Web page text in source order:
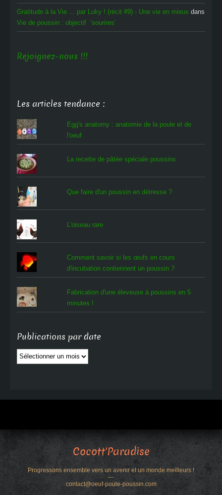
Gratitude à la Vie ... par Luky ! (récit #9) - Une vie en mieux dans
Vie de poussin : objectif ‘sourires’
Rejoignez-nous !!!
Les articles tendance :
Egg's anatomy : anatomie de la poule et de
l'oeuf
La recette de pâtée spéciale poussins
Que faire d'un poussin en détresse ?
L'oiseau rare
Comment savoir si les œufs en cours
d'incubation contiennent un poussin ?
Fabrication d'une éleveuse à poussins en 5
minutes !
Publications par date
Publications
par
Cocott'Paradise
Progressons ensemble vers un avenir et un monde meilleurs !
---
contact@oeuf-poule-poussin.com